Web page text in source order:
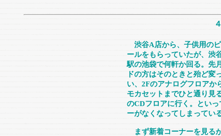
渋谷A店から、子供用の
ールをもらっていたが、渋
駅の池袋で何軒か回る。先
ドの方はそのときと殆ど変
い、2Fのアナログフロアか
モカセットまでひと通り見
のCDフロアに行く。とい
ーがなくなってしまってい
まず新着コーナーを見る